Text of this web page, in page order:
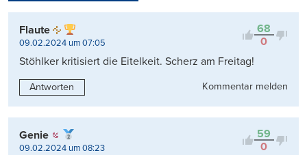
Kontrovers
68
0
Flaute
09.02.2024 um 07:05
Stöhlker kritisiert die Eitelkeit. Scherz am Freitag!
Antworten Kommentar melden
59
0
Genie
09.02.2024 um 08:23